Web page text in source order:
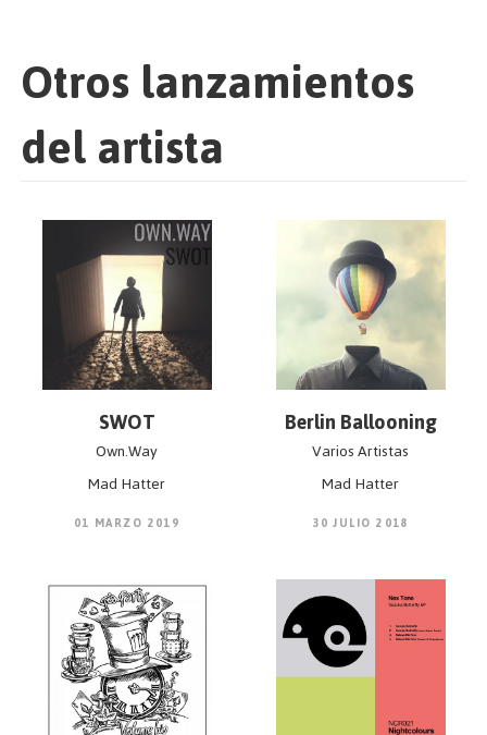
Otros lanzamientos
del artista
SWOT
Own.Way
Mad Hatter
01 MARZO 2019
Berlin Ballooning
Varios Artistas
Mad Hatter
30 JULIO 2018